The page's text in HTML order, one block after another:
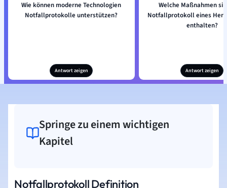
Wie können moderne Technologien
Notfallprotokolle unterstützen?
Antwort zeigen
Welche Maßnahmen
Notfallprotokoll eines
enthalten?
Antwort zeigen
Springe zu einem wichtigen
Kapitel
Notfallprotokoll Definition